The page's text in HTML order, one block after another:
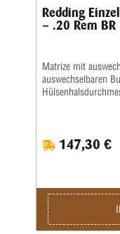
Redding
– .20 Rem BR
Matrize mit
auswechselbaren
Body Die-
Satz enthalten,
147,30 €